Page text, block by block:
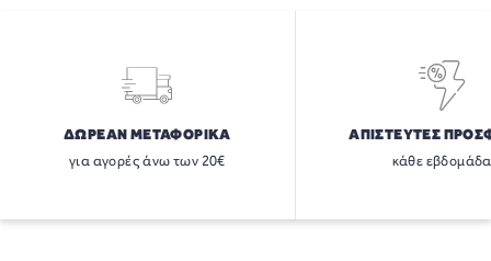
ΔΩΡΕΑΝ ΜΕΤΑΦΟΡΙΚΑ
για αγορές άνω των 20€
ΑΠΙΣΤΕΥΤΕΣ
κάθε εβδομάδα